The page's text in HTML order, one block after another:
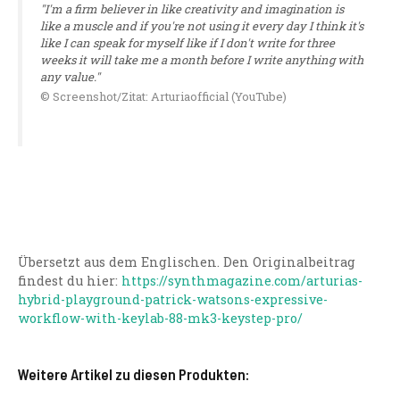
"I'm a firm believer in like creativity and imagination is
like a muscle and if you're not using it every day I think it's
like I can speak for myself like if I don't write for three
weeks it will take me a month before I write anything with
any value."
© Screenshot/Zitat: Arturiaofficial (YouTube)
Übersetzt aus dem Englischen. Den Originalbeitrag
findest du hier: https://synthmagazine.com/arturias-
hybrid-playground-patrick-watsons-expressive-
workflow-with-keylab-88-mk3-keystep-pro/
Weitere Artikel zu diesen Produkten: